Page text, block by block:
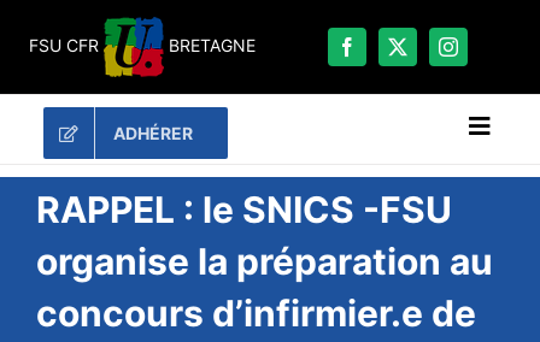
FSU CFR BRETAGNE
ADHÉRER
RECHERCHER:
LES UNES
#ACTUALITÉS
RAPPEL : le SNICS -FSU
organise la préparation au
concours d’infirmier.e de